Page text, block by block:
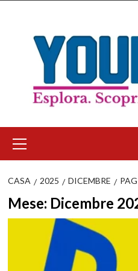
contenuto
principale
CASA 2025 DICEMBRE
Mese: Dicembre